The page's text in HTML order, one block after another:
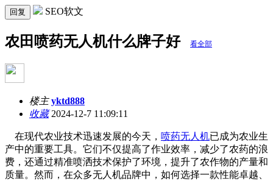
回复 SEO软文
农田喷药无人机什么牌子好 看全部
楼主 yktd888
收藏2024-12-7 11:09:11
在现代农业技术迅速发展的今天， 喷药无人机已成为农业生
产中的重要工具。它们不仅提高了作业效率，减少了农药的浪
费，还通过精准喷洒技术保护了环境，提升了农作物的产量和
质量。然而，在众多无人机品牌中，如何选择一款性能卓越、